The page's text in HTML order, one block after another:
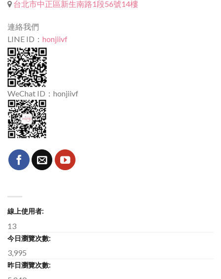
台北市中正區新生南路1段56號14樓
連絡我們
LINE ID： honjiivf
WeChat ID：honjiivf
線上使用者:
13
今日瀏覽次數:
3,995
昨日瀏覽次數: